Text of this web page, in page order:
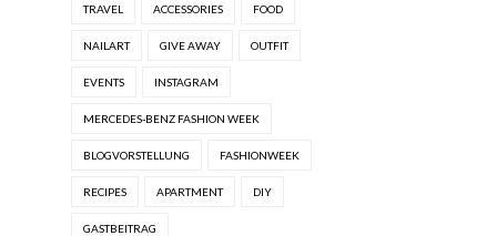
TRAVEL ACCESSORIES FOOD
NAILART GIVE AWAY OUTFIT
EVENTS INSTAGRAM
MERCEDES-BENZ FASHION WEEK
BLOGVORSTELLUNG FASHIONWEEK
RECIPES APARTMENT DIY
GASTBEITRAG